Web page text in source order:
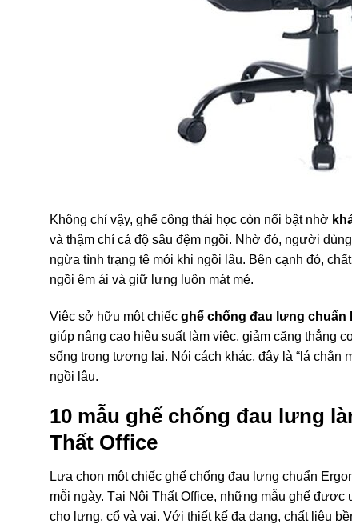
Không chỉ vậy, ghế công thái học còn nổi bật nhờ
và thậm chí cả độ sâu đệm ngồi. Nhờ đó, người
ngừa tình trạng tê mỏi khi ngồi lâu. Bên cạnh đó,
ngồi êm ái và giữ lưng luôn mát mẻ.
Việc sở hữu một chiếc ghế chống đau lưng chuẩn
giúp nâng cao hiệu suất làm việc, giảm căng thẳng
sống trong tương lai. Nói cách khác, đây là “lá chắn
ngồi lâu.
10 mẫu ghế chống đau lưng
Thất Office
Lựa chọn một chiếc ghế chống đau lưng chuẩn
mỗi ngày. Tại Nội Thất Office, những mẫu ghế
cho lưng, cổ và vai. Với thiết kế đa dạng, chất liệu